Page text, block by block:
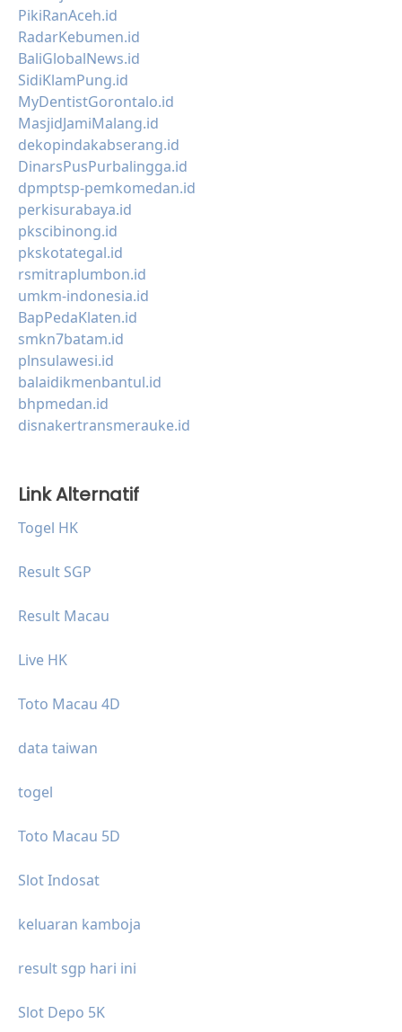
PikiRanAceh.id
RadarKebumen.id
BaliGlobalNews.id
SidiKlamPung.id
MyDentistGorontalo.id
MasjidJamiMalang.id
dekopindakabserang.id
DinarsPusPurbalingga.id
dpmptsp-pemkomedan.id
perkisurabaya.id
pkscibinong.id
pkskotategal.id
rsmitraplumbon.id
umkm-indonesia.id
BapPedaKlaten.id
smkn7batam.id
plnsulawesi.id
balaidikmenbantul.id
bhpmedan.id
disnakertransmerauke.id
Link Alternatif
Togel HK
Result SGP
Result Macau
Live HK
Toto Macau 4D
data taiwan
togel
Toto Macau 5D
Slot Indosat
keluaran kamboja
result sgp hari ini
Slot Depo 5K